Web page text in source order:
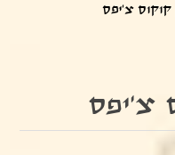
צ’יפס
צ’יפס